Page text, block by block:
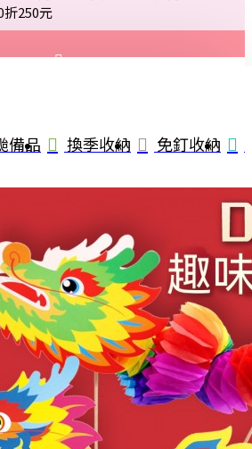
250元
註冊
詢問
備品 換季收納 免釘收納